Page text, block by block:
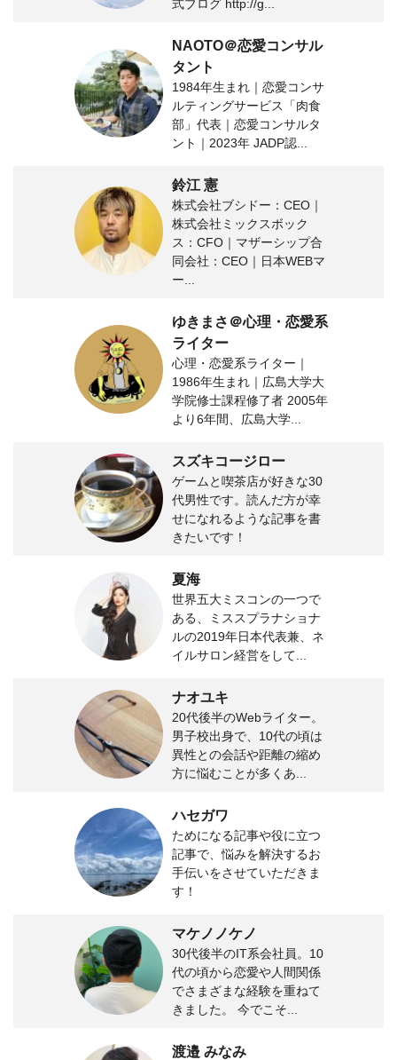
式ブログ http://g...
NAOTO＠恋愛コンサル
タント
1984年生まれ｜恋愛コンサ
ルティングサービス「肉食
部」代表｜恋愛コンサルタ
ント｜2023年 JADP認...
鈴江 憲
株式会社ブシドー：CEO｜
株式会社ミックスボック
ス：CFO｜マザーシップ合
同会社：CEO｜日本WEBマ
ー...
ゆきまさ＠心理・恋愛系
ライター
心理・恋愛系ライター｜
1986年生まれ｜広島大学大
学院修士課程修了者 2005年
より6年間、広島大学...
スズキコージロー
ゲームと喫茶店が好きな30
代男性です。読んだ方が幸
せになれるような記事を書
きたいです！
夏海
世界五大ミスコンの一つで
ある、ミススプラナショナ
ルの2019年日本代表兼、ネ
イルサロン経営をして...
ナオユキ
20代後半のWebライター。
男子校出身で、10代の頃は
異性との会話や距離の縮め
方に悩むことが多くあ...
ハセガワ
ためになる記事や役に立つ
記事で、悩みを解決するお
手伝いをさせていただきま
す！
マケノノケノ
30代後半のIT系会社員。10
代の頃から恋愛や人間関係
でさまざまな経験を重ねて
きました。 今でこそ...
渡邉 みなみ